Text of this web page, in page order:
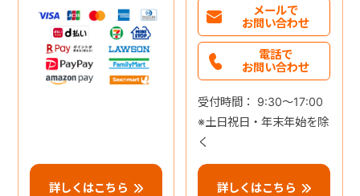
詳しくはこちら
メールで
お問い合わせ
電話で
お問い合わせ
受付時間： 9:30～17:00
※土日祝日・年末年始を除
く
詳しくはこちら